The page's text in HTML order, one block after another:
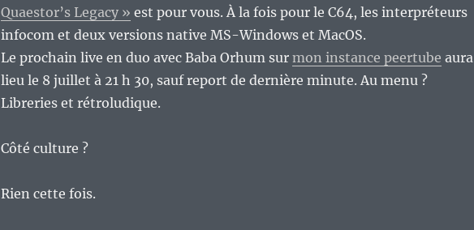
Quaestor’s Legacy » est pour vous. À la fois pour le C64, les interpréteurs
infocom et deux versions native MS-Windows et MacOS.
Le prochain live en duo avec Baba Orhum sur mon instance peertube aura
lieu le 8 juillet à 21 h 30, sauf report de dernière minute. Au menu ?
Libreries et rétroludique.
Côté culture ?
Rien cette fois.